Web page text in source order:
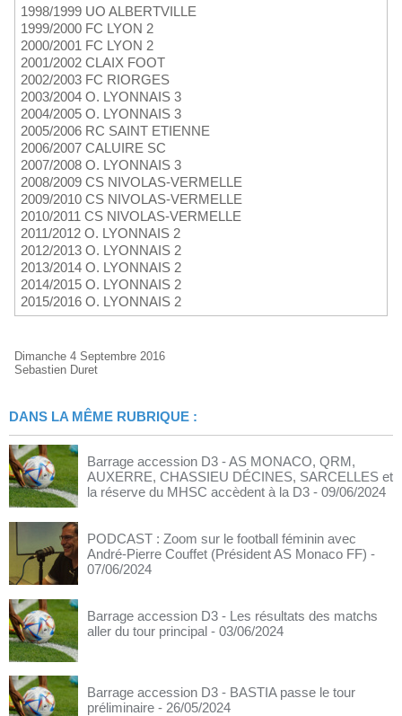
1998/1999 UO ALBERTVILLE
1999/2000 FC LYON 2
2000/2001 FC LYON 2
2001/2002 CLAIX FOOT
2002/2003 FC RIORGES
2003/2004 O. LYONNAIS 3
2004/2005 O. LYONNAIS 3
2005/2006 RC SAINT ETIENNE
2006/2007 CALUIRE SC
2007/2008 O. LYONNAIS 3
2008/2009 CS NIVOLAS-VERMELLE
2009/2010 CS NIVOLAS-VERMELLE
2010/2011 CS NIVOLAS-VERMELLE
2011/2012 O. LYONNAIS 2
2012/2013 O. LYONNAIS 2
2013/2014 O. LYONNAIS 2
2014/2015 O. LYONNAIS 2
2015/2016 O. LYONNAIS 2
Dimanche 4 Septembre 2016
Sebastien Duret
DANS LA MÊME RUBRIQUE :
Barrage accession D3 - AS MONACO, QRM,
AUXERRE, CHASSIEU DÉCINES, SARCELLES et
la réserve du MHSC accèdent à la D3 - 09/06/2024
PODCAST : Zoom sur le football féminin avec
André-Pierre Couffet (Président AS Monaco FF) -
07/06/2024
Barrage accession D3 - Les résultats des matchs
aller du tour principal - 03/06/2024
Barrage accession D3 - BASTIA passe le tour
préliminaire - 26/05/2024